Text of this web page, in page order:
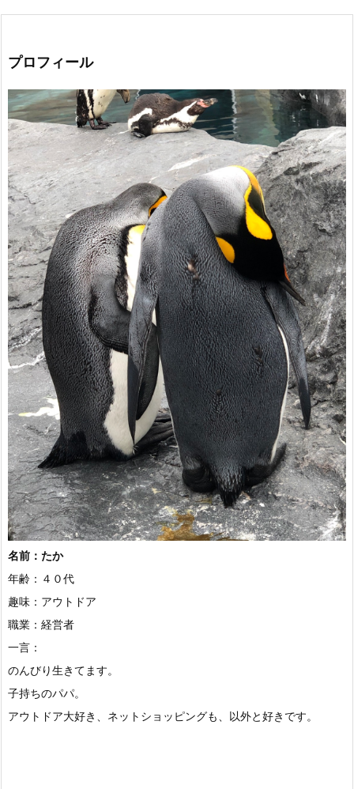
プロフィール
名前：たか
年齢：４０代
趣味：アウトドア
職業：経営者
一言：
のんびり生きてます。
子持ちのパパ。
アウトドア大好き、ネットショッピングも、以外と好きです。